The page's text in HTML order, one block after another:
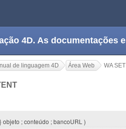
4D. As documentações
de linguagem 4D Área Web WA
objeto ; conteúdo ; bancoURL )